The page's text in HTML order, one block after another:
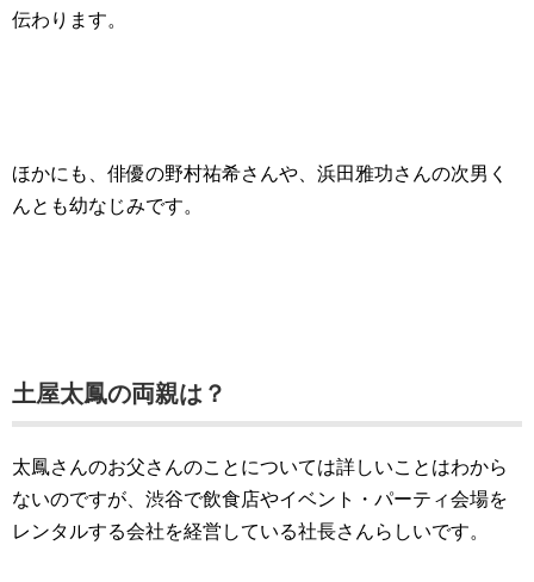
伝わります。
ほかにも、俳優の野村祐希さんや、浜田雅功さんの次男く
んとも幼なじみです。
土屋太鳳の両親は？
太鳳さんのお父さんのことについては詳しいことはわから
ないのですが、渋谷で飲食店やイベント・パーティ会場を
レンタルする会社を経営している社長さんらしいです。